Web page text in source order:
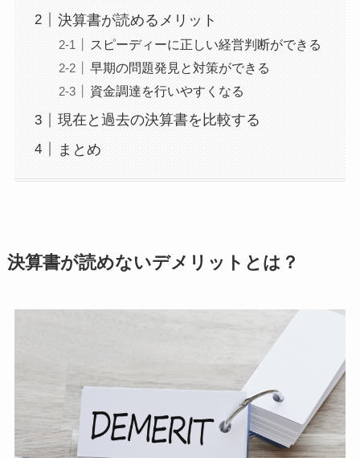
決算書が読めるメリット
スピーディーに正しい経営判断ができる
早期の問題発見と対策ができる
資金調達を行いやすくなる
現在と過去の決算書を比較する
まとめ
決算書が読めないデメリットとは？